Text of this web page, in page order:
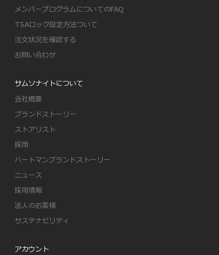
メンバープログラムについてのFAQ
TSAロック設定方法ついて
注文状況を確認する
お問い合わせ
サムソナイトについて
会社概要
ブランドストーリー
ストアリスト
採用
ハートマンブランドストーリー
ニュース
採用情報
法人のお客様
サステナビリティ
アカウント